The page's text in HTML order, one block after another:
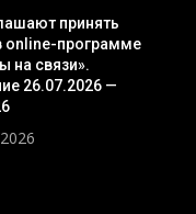
принять
online-программе
на связи».
26.07.2026 —